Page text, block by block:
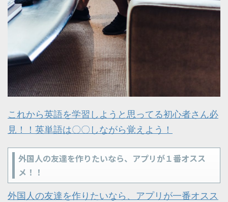
これから英語を学習しようと思ってる初心者さん必
見！！英単語は〇〇しながら覚えよう！
外国人の友達を作りたいなら、アプリが１番オスス
メ！！
外国人の友達を作りたいなら、アプリが一番オスス